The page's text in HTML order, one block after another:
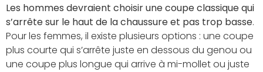
Les hommes devraient choisir une coupe classique qui
s’arrête sur le haut de la chaussure et pas trop basse.
Pour les femmes, il existe plusieurs options : une coupe
plus courte qui s’arrête juste en dessous du genou ou
une coupe plus longue qui arrive à mi-mollet ou juste